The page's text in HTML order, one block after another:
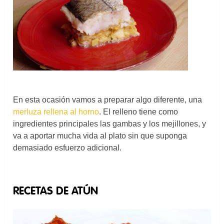
En esta ocasión vamos a preparar algo diferente, una
merluza rellena al horno. El relleno tiene como
ingredientes principales las gambas y los mejillones, y
va a aportar mucha vida al plato sin que suponga
demasiado esfuerzo adicional.
RECETAS DE ATÚN